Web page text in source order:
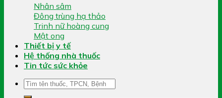
Nhân sâm
Đông trùng hạ thảo
Trinh nữ hoàng cung
Mật ong
Thiết bị y tế
Hệ thống nhà thuốc
Tin tức sức khỏe
Tìm
kiếm: